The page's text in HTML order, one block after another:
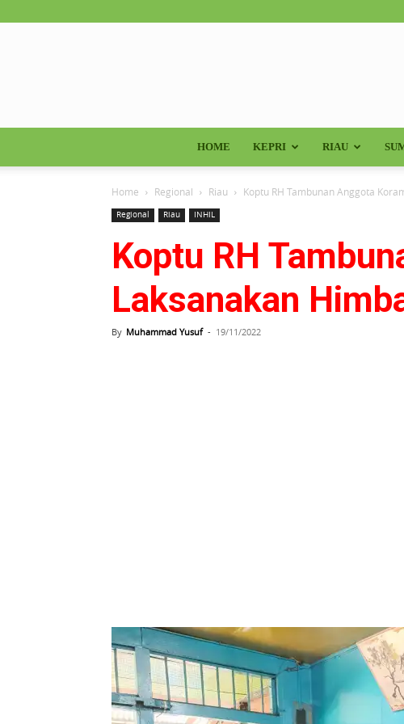
HOME KEPRI RIAU
Home Regional Riau Koptu RH Tambunan Anggota
Regional Riau INHIL
Koptu RH
Laksanakan
By Muhammad Yusuf - 19/11/2022